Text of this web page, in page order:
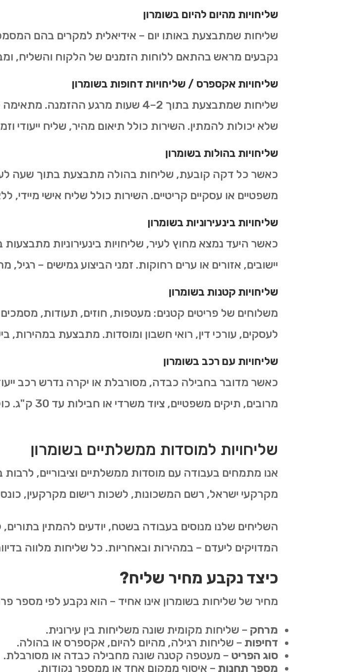
שליחויות מהיום להיום בשומרון
שליחות שמתבצעת באותו יום – אידיאלית למקרים בהם
נקבעים מראש בהתאם ללוחות הזמנים של הלקוח והשליח,
שליחויות אקספרס /שליחויות דחופות בשומרון
שליחות שמתבצעת בתוך 2–4 שעות
שלא יכולות להמתין. השירות כולל תיאום מהיר, שליח ייעודי
שליחויות בהולות בשומרון
כאשר כל דקה קובעת, שליחות בהולה מתבצעת בתוך שעה
משפטיים או עסקיים קריטיים. השירות כולל שליח אישי מיידי,
שליחויות בינעירוניות בשומרון
כאשר היעד נמצא מחוץ לעיר, שליחויות בינעירוניות
יישובים, אזורים או ערים רחוקות. זמני הביצוע גמישים –
שליחויות קטנות בשומרון
משלוחים של פריטים קטנים: מעטפות, חוזים, תעודות,
לעסקים, עורכי דין, רואי חשבון ומוסדות. מתבצעת במהירות,
שליחויות עם רכב בשומרון
כאשר מדובר בחבילה כבדה, מסורבלת או יקרה נדרש רכב
מרובים, תיקים משפטיים, ציוד משרדי או חבילות עד 30 ק"ג. כולל אפשרות להובלה עד פתח הלקוח.
שליחויות למוסדות ממשלתיים בשומרון
אנו מתמחים בעבודה עם מוסדות ממשלתיים וציבוריים,
מקרקעי ישראל, רשם המשכונות, לשכות רישום מקרקעין, כונסי
השליחים שלנו מנוסים בעבודה בשטח, יודעים להמתין
המדויקים ליעדם – במהירות ובאחריות. כל שליחות מלווה
כיצד נקבע מחיר שליח?
מחיר של שליחות בשומרון אינו אחיד – הוא נקבע לפי מספר
מרחק – שליחות מקומית שונה משליחות בין עירונית.
דחיפות – שליחות רגילה, מהיום להיום, אקספרס או בהולה.
סוג הפריט – מעטפה קטנה שונה מחבילה כבדה או מסורבלת.
מספר תחנות – איסוף ממקום אחד או ממספר נקודות.